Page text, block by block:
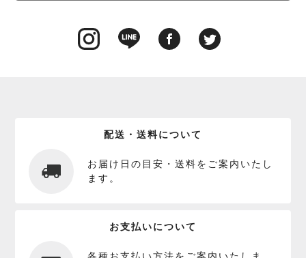
配送・送料について
お届け日の目安・送料をご案内いたし
ます。
お支払いについて
各種お支払い方法をご案内いたしま